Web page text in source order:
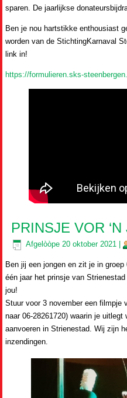
sparen. De jaarlijkse
Ben je nou hartstikke enthousiast
worden van de StichtingKarnaval
link in!
https://formulieren.sks-
PRINSJE VOR ‘N
Afgelòòpe 20 oktober 2021
Ben jij een jongen en zit je in
één jaar het prinsje van
jou!
Stuur voor 3 november een filmpje
naar 06-28261720) waarin je
aanvoeren in Strienestad. Wij zijn
inzendingen.